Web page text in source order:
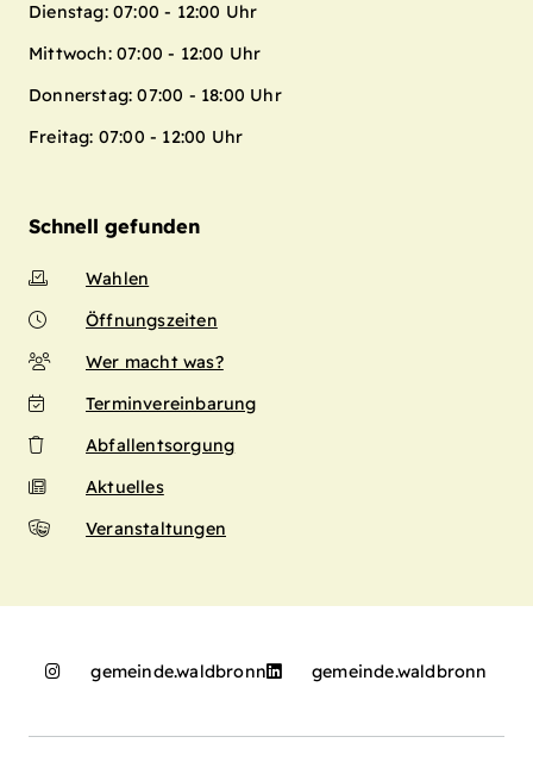
Dienstag: 07:00 - 12:00 Uhr
Mittwoch: 07:00 - 12:00 Uhr
Donnerstag: 07:00 - 18:00 Uhr
Freitag: 07:00 - 12:00 Uhr
Schnell gefunden
Wahlen
Öffnungszeiten
Wer macht was?
Terminvereinbarung
Abfallentsorgung
Aktuelles
Veranstaltungen
gemeinde.waldbronn gemeinde.waldbronn